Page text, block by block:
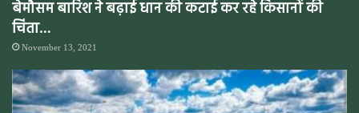
बेमौसम बारिश ने बढ़ाई धान की कटाई कर रहे किसानों की
चिंता…
November 13, 2021